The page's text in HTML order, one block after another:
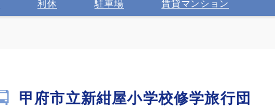
利休 駐車場 賃貸マンション
甲府市立新紺屋小学校修学旅行団